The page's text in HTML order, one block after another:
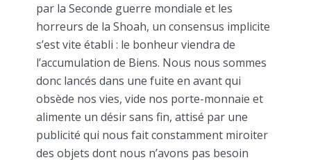
par la Seconde guerre mondiale et les
horreurs de la Shoah, un consensus implicite
s’est vite établi : le bonheur viendra de
l’accumulation de Biens. Nous nous sommes
donc lancés dans une fuite en avant qui
obsède nos vies, vide nos porte-monnaie et
alimente un désir sans fin, attisé par une
publicité qui nous fait constamment miroiter
des objets dont nous n’avons pas besoin